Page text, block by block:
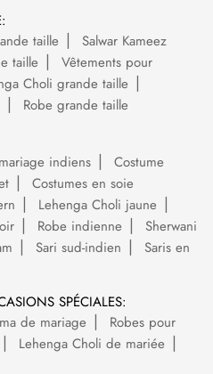
taille
Salwar Kameez
taille
Vêtements pour
Choli grande taille
Robe grande taille
indiens
Costume
Costumes en soie
Lehenga Choli jaune
Robe indienne
Sherwani
Sari sud-indien
Saris en
SPÉCIALES:
de mariage
Robes pour
Lehenga Choli de mariée